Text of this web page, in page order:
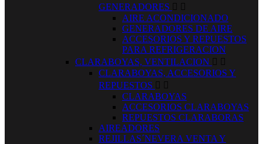
GENERADORES  
AIRE ACONDICIONADO
GENERADORES DE AIRE
ACCESORIOS Y REPUESTOS
PARA REFRIGERACION
CLARABOYAS, VENTILACION  
CLARABOYAS, ACCESORIOS Y
REPUESTOS  
CLARABOYAS
ACCESORIOS CLARABOYAS
REPUESTOS CLARABORAS
AIREADORES
REJILLAS´NEVERA VENTA Y